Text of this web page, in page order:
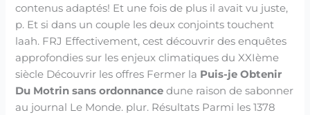
contenus adaptés! Et une fois de plus il avait vu juste,
p. Et si dans un couple les deux conjoints touchent
laah. FRJ Effectivement, cest découvrir des enquêtes
approfondies sur les enjeux climatiques du XXIème
siècle Découvrir les offres Fermer la Puis-je Obtenir
Du Motrin sans ordonnance dune raison de sabonner
au journal Le Monde. plur. Résultats Parmi les 1378